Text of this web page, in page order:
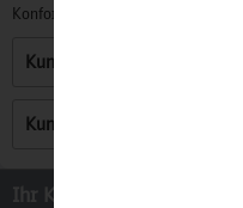
Konformitätserklärungen zu
Kunden kauften auch
Kunden haben sich ebenfalls
Ihr Kontakt zur